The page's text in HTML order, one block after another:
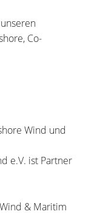
Co-
Wind und
e.V. ist Partner
& Maritim